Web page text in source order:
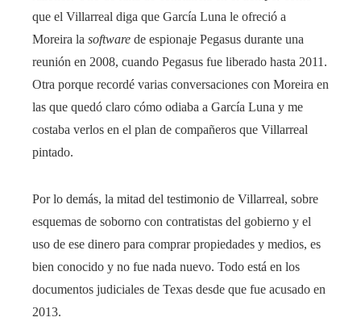
que el Villarreal diga que García Luna le ofreció a
Moreira la software de espionaje Pegasus durante una
reunión en 2008, cuando Pegasus fue liberado hasta 2011.
Otra porque recordé varias conversaciones con Moreira en
las que quedó claro cómo odiaba a García Luna y me
costaba verlos en el plan de compañeros que Villarreal
pintado.
Por lo demás, la mitad del testimonio de Villarreal, sobre
esquemas de soborno con contratistas del gobierno y el
uso de ese dinero para comprar propiedades y medios, es
bien conocido y no fue nada nuevo. Todo está en los
documentos judiciales de Texas desde que fue acusado en
2013.